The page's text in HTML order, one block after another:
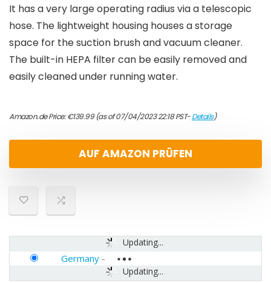
It has a very large operating radius via a telescopic
hose. The lightweight housing houses a storage
space for the suction brush and vacuum cleaner.
The built-in HEPA filter can be easily removed and
easily cleaned under running water.
Amazon.de Price:€139.99(as of 07/04/2023 22:18 PST-Details)
AUF AMAZON PRÜFEN
Updating...
Updating...
Germany -